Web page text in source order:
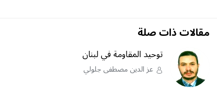
مقالات ذات صلة
توحيد المقاومة في لبنان
عز الدين مصطفى جلولي